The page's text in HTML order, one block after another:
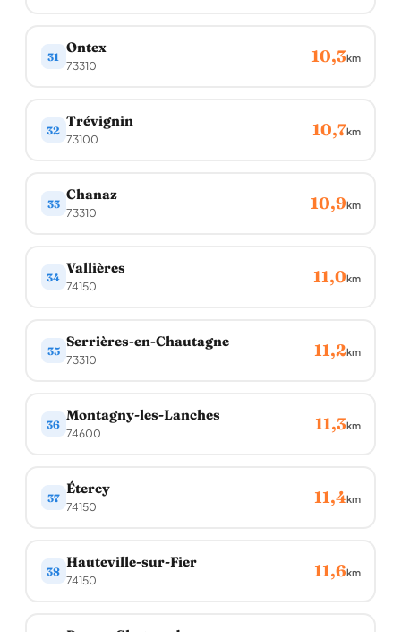
31
Ontex
73310 10,3km
32
Trévignin
73100 10,7km
33
Chanaz
73310 10,9km
34
Vallières
74150 11,0km
35
Serrières-en-Chautagne
73310 11,2km
36
Montagny-les-Lanches
74600 11,3km
37
Étercy
74150 11,4km
38
Hauteville-sur-Fier
74150 11,6km